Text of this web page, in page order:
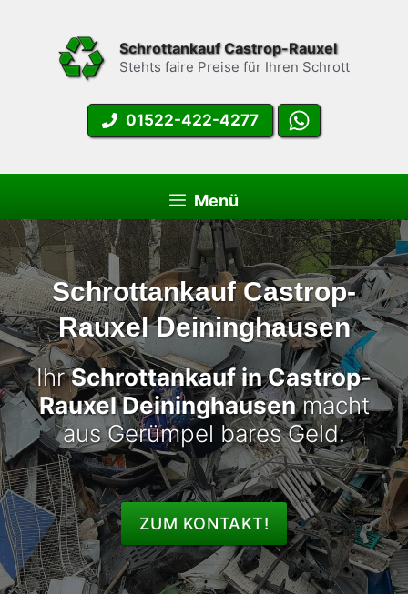
springen
Schrottankauf Castrop-Rauxel
Stehts faire Preise für Ihren Schrott
01522-422-4277
Menü
Schrottankauf Castrop-
Rauxel Deininghausen
IhrSchrottankauf in Castrop-
Rauxel Deininghausenmacht
aus Gerümpel bares Geld.
ZUM KONTAKT!